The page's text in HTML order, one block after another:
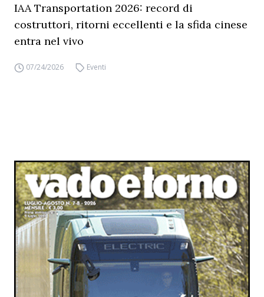
IAA Transportation 2026: record di
costruttori, ritorni eccellenti e la sfida cinese
entra nel vivo
07/24/2026 Eventi